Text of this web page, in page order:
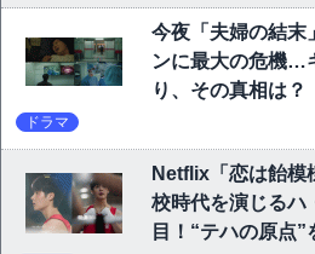
今夜「夫婦の結
ンに最大の危機…
り、その真相は？
ドラマ
Netflix「恋は飴模
校時代を演じるハ
目！“テハの原点